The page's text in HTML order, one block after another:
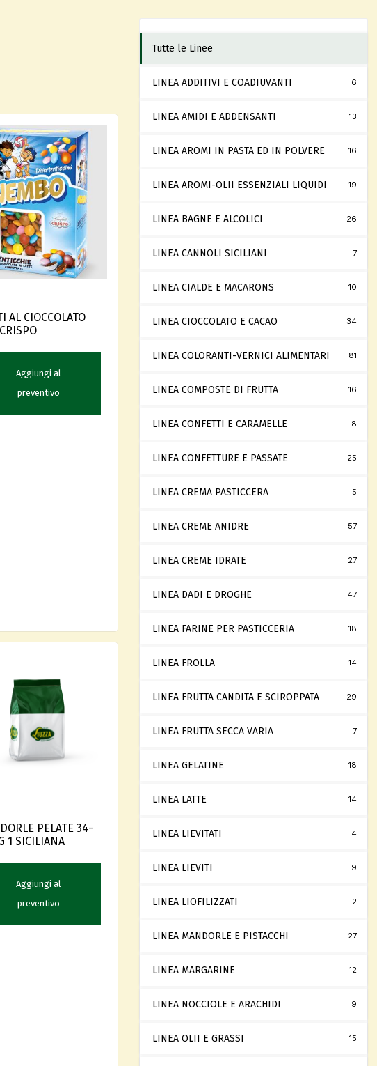
AL CIOCCOLATO
Aggiungi al
preventivo
PELATE 34-
1 SICILIANA
Aggiungi al
preventivo
Tutte le Linee
LINEA ADDITIVI E COADIUVANTI 6
LINEA AMIDI E ADDENSANTI 13
LINEA AROMI IN PASTA ED IN POLVERE 16
LINEA AROMI-OLII ESSENZIALI LIQUIDI 19
LINEA BAGNE E ALCOLICI 26
LINEA CANNOLI SICILIANI 7
LINEA CIALDE E MACARONS 10
LINEA CIOCCOLATO E CACAO 34
LINEA COLORANTI-VERNICI ALIMENTARI 81
LINEA COMPOSTE DI FRUTTA 16
LINEA CONFETTI E CARAMELLE 8
LINEA CONFETTURE E PASSATE 25
LINEA CREMA PASTICCERA 5
LINEA CREME ANIDRE 57
LINEA CREME IDRATE 27
LINEA DADI E DROGHE 47
LINEA FARINE PER PASTICCERIA 18
LINEA FROLLA 14
LINEA FRUTTA CANDITA E SCIROPPATA 29
LINEA FRUTTA SECCA VARIA 7
LINEA GELATINE 18
LINEA LATTE 14
LINEA LIEVITATI 4
LINEA LIEVITI 9
LINEA LIOFILIZZATI 2
LINEA MANDORLE E PISTACCHI 27
LINEA MARGARINE 12
LINEA NOCCIOLE E ARACHIDI 9
LINEA OLII E GRASSI 15